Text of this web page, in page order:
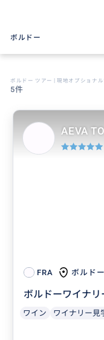
ボルドー
ボルドー ツアー | 現地オプショナ
5件
FRA ボルドー
ボルドーワイナ
ワイン ワイナリー見
AEVA